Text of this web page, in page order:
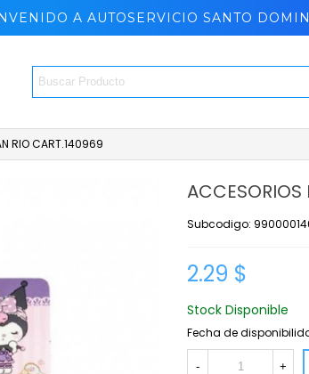
A AUTOSERVICIO SANTO
RIO CART.140969
ACCESORIOS
Subcodigo:
2.29 $
Stock Disponible
Fecha de
- +